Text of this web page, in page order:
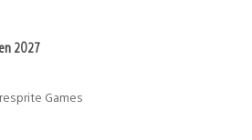
2027
Games